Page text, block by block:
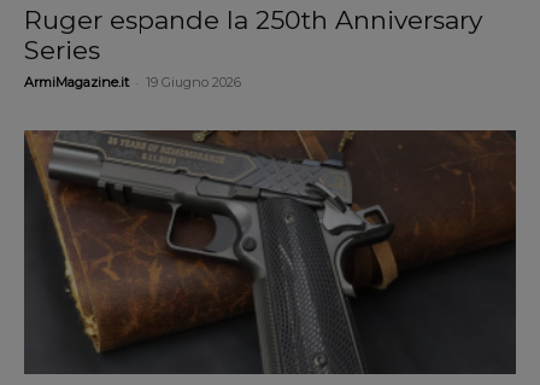
Ruger espande la 250th Anniversary
Series
ArmiMagazine.it 19 Giugno 2026